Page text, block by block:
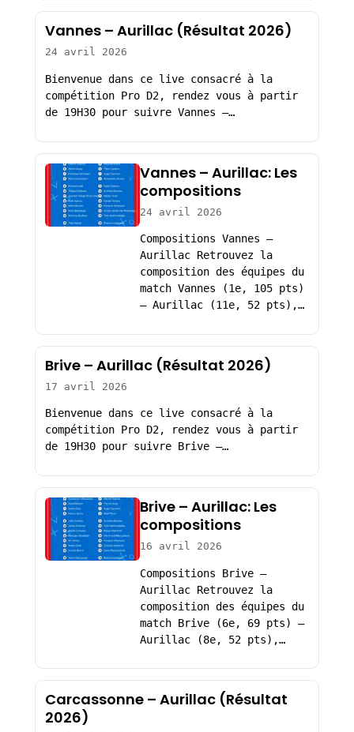
Vannes – Aurillac (Résultat 2026)
24 avril 2026
Bienvenue dans ce live consacré à la
compétition Pro D2, rendez vous à partir
de 19H30 pour suivre Vannes –…
Vannes – Aurillac: Les
compositions
24 avril 2026
Compositions Vannes –
Aurillac Retrouvez la
composition des équipes du
match Vannes (1e, 105 pts)
– Aurillac (11e, 52 pts),…
Brive – Aurillac (Résultat 2026)
17 avril 2026
Bienvenue dans ce live consacré à la
compétition Pro D2, rendez vous à partir
de 19H30 pour suivre Brive –…
Brive – Aurillac: Les
compositions
16 avril 2026
Compositions Brive –
Aurillac Retrouvez la
composition des équipes du
match Brive (6e, 69 pts) –
Aurillac (8e, 52 pts),…
Carcassonne – Aurillac (Résultat
2026)